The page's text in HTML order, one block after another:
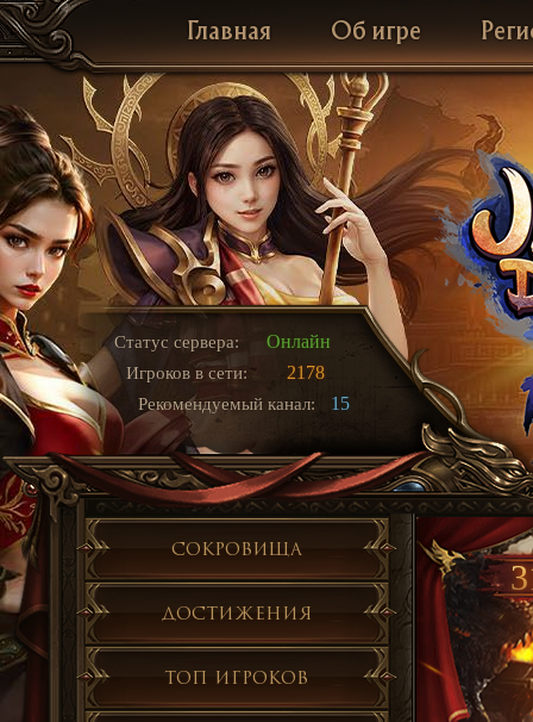
Главная Об игре
Статус сервера: Онлайн
Игроков в сети: 2178
Рекомендуемый канал: 15
Сокровища
Достижения
Топ игроков